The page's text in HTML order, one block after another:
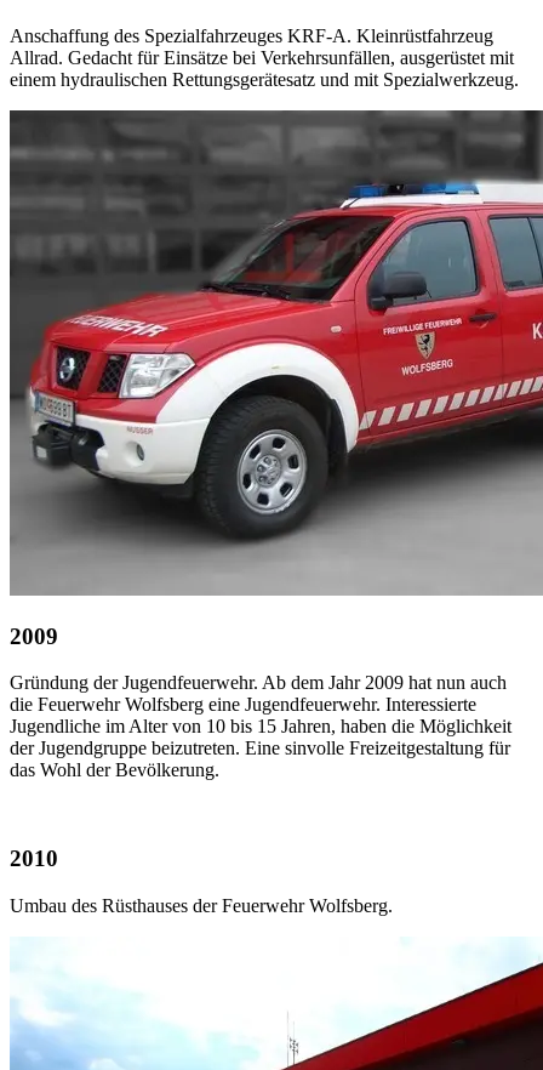
Anschaffung des Spezialfahrzeuges KRF-A. Kleinrüstfahrzeug
Allrad. Gedacht für Einsätze bei Verkehrsunfällen, ausgerüstet mit
einem hydraulischen Rettungsgerätesatz und mit Spezialwerkzeug.
2009
Gründung der Jugendfeuerwehr. Ab dem Jahr 2009 hat nun auch
die Feuerwehr Wolfsberg eine Jugendfeuerwehr. Interessierte
Jugendliche im Alter von 10 bis 15 Jahren, haben die Möglichkeit
der Jugendgruppe beizutreten. Eine sinvolle Freizeitgestaltung für
das Wohl der Bevölkerung.
2010
Umbau des Rüsthauses der Feuerwehr Wolfsberg.